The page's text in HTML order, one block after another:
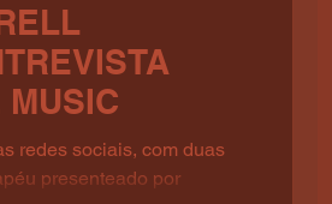
redes sociais, com duas
presenteado por